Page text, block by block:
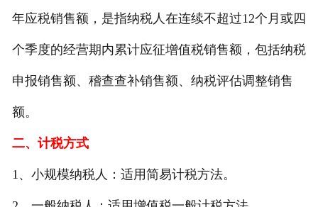
年应税销售额，是指纳税人在连续不超过12个月或四
个季度的经营期内累计应征增值税销售额，包括纳税
申报销售额、稽查查补销售额、纳税评估调整销售
额。
二、计税方式
1、小规模纳税人：适用简易计税方法。